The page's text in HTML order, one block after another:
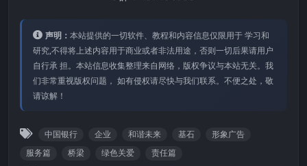
声明： 本站提供的⼀切软件、教程和内容信息仅限⽤于 学习和
研究,不得将上述内容⽤于商业或者⾮法⽤途，否则⼀切后果请⽤户
⾃⾏承 担。本站信息收集整理来⾃⽹络，版权争议与本站⽆关。我
们⾮常重视版权问题， 如有侵权请尽快与我们联系。不便之处，敬
请谅解！
中国银行 企业 和谐未来 基石
形象广告
服务篇
桥梁 绿色关爱 责任篇